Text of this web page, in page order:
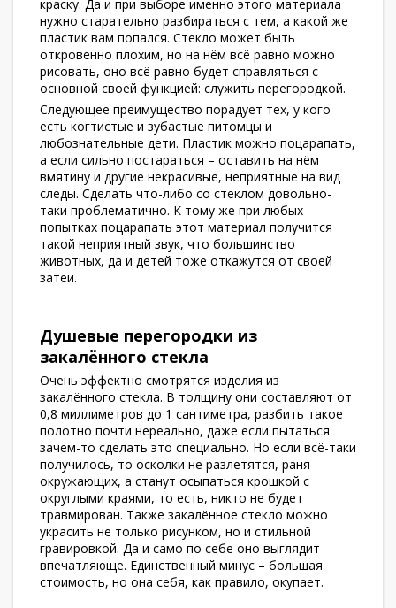
краску. Да и при выборе именно этого материала
нужно старательно разбираться с тем, а какой же
пластик вам попался. Стекло может быть
откровенно плохим, но на нём всё равно можно
рисовать, оно всё равно будет справляться с
основной своей функцией: служить перегородкой.
Следующее преимущество порадует тех, у кого
есть когтистые и зубастые питомцы и
любознательные дети. Пластик можно поцарапать,
а если сильно постараться – оставить на нём
вмятину и другие некрасивые, неприятные на вид
следы. Сделать что-либо со стеклом довольно-
таки проблематично. К тому же при любых
попытках поцарапать этот материал получится
такой неприятный звук, что большинство
животных, да и детей тоже откажутся от своей
затеи.
Душевые перегородки из
закалённого стекла
Очень эффектно смотрятся изделия из
закалённого стекла. В толщину они составляют от
0,8 миллиметров до 1 сантиметра, разбить такое
полотно почти нереально, даже если пытаться
зачем-то сделать это специально. Но если всё-таки
получилось, то осколки не разлетятся, раня
окружающих, а станут осыпаться крошкой с
округлыми краями, то есть, никто не будет
травмирован. Также закалённое стекло можно
украсить не только рисунком, но и стильной
гравировкой. Да и само по себе оно выглядит
впечатляюще. Единственный минус – большая
стоимость, но она себя, как правило, окупает.